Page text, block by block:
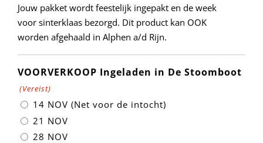
Jouw pakket wordt feestelijk ingepakt en de week
voor sinterklaas bezorgd. Dit product kan OOK
worden afgehaald in Alphen a/d Rijn.
VOORVERKOOP Ingeladen in De Stoomboot
(Vereist)
14 NOV (Net voor de intocht)
21 NOV
28 NOV